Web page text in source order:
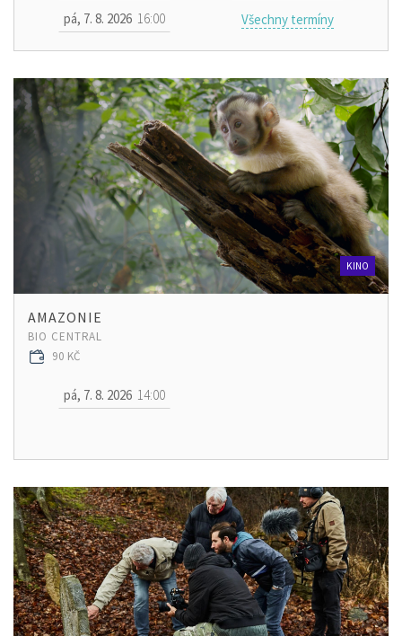
pá, 7. 8. 2026 16:00 Všechny termíny
KINO
AMAZONIE
BIO CENTRAL
90 KČ
pá, 7. 8. 2026 14:00